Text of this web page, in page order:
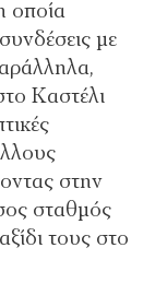
οποία
με
Καστέλι
στην
σταθμός
τους στο